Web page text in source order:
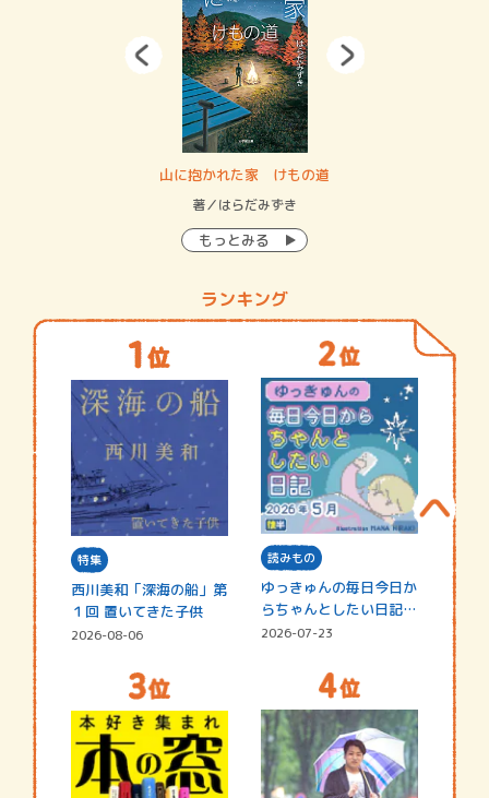
山に抱かれた家 けもの道
著／はらだみずき
もっとみる
ランキング
特集
西川美和「深海の船」第
１回 置いてきた子供
2026-08-06
読みもの
ゆっきゅんの毎日今日か
らちゃんとしたい日記
☆202…
2026-07-23